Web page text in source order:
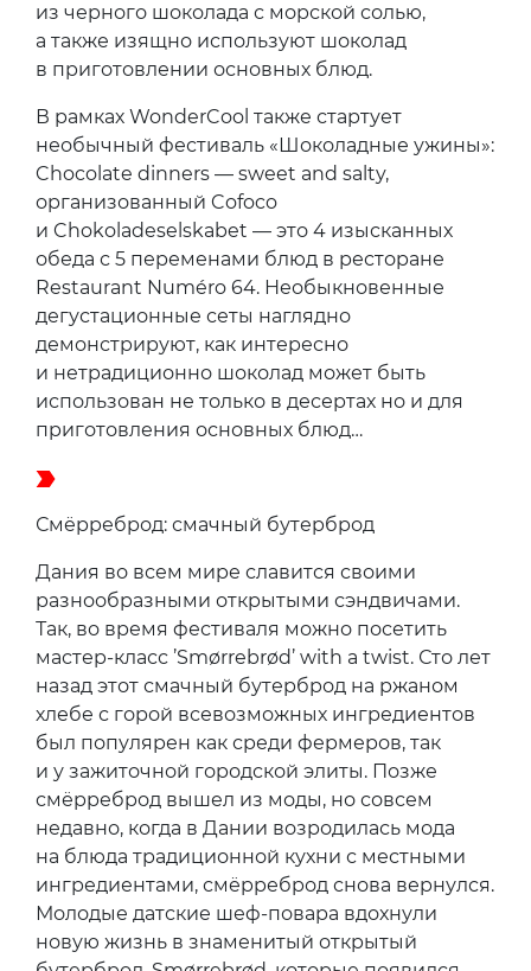
из черного шоколада с морской солью,
а также изящно используют шоколад
в приготовлении основных блюд.
В рамках WonderCool также стартует
необычный фестиваль «Шоколадные ужины»:
Chocolate dinners — sweet and salty,
организованный Cofoco
и Chokoladeselskabet — это 4 изысканных
обеда с 5 переменами блюд в ресторане
Restaurant Numéro 64. Необыкновенные
дегустационные сеты наглядно
демонстрируют, как интересно
и нетрадиционно шоколад может быть
использован не только в десертах но и для
приготовления основных блюд…
Смёрреброд: смачный бутерброд
Дания во всем мире славится своими
разнообразными открытыми сэндвичами.
Так, во время фестиваля можно посетить
мастер-класс ’Smørrebrød’ with a twist. Сто лет
назад этот смачный бутерброд на ржаном
хлебе с горой всевозможных ингредиентов
был популярен как среди фермеров, так
и у зажиточной городской элиты. Позже
смёрреброд вышел из моды, но совсем
недавно, когда в Дании возродилась мода
на блюда традиционной кухни с местными
ингредиентами, смёрреброд снова вернулся.
Молодые датские шеф-повара вдохнули
новую жизнь в знаменитый открытый